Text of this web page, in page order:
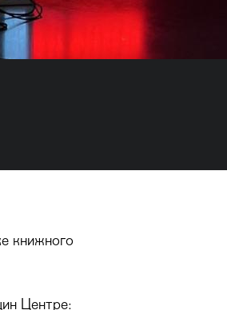
книжного
Центре: